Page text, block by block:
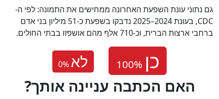
גם נתוני עונת השפעת האחרונה ממחישים את התמונה: לפי ה-
CDC, בעונת 2024–2025 נדבקו בשפעת כ-51 מיליון בני אדם
ברחבי ארצות הברית, וכ-710 אלף מהם אושפזו בבתי החולים.
0% לא
?האם הכתבה עניינה אותך